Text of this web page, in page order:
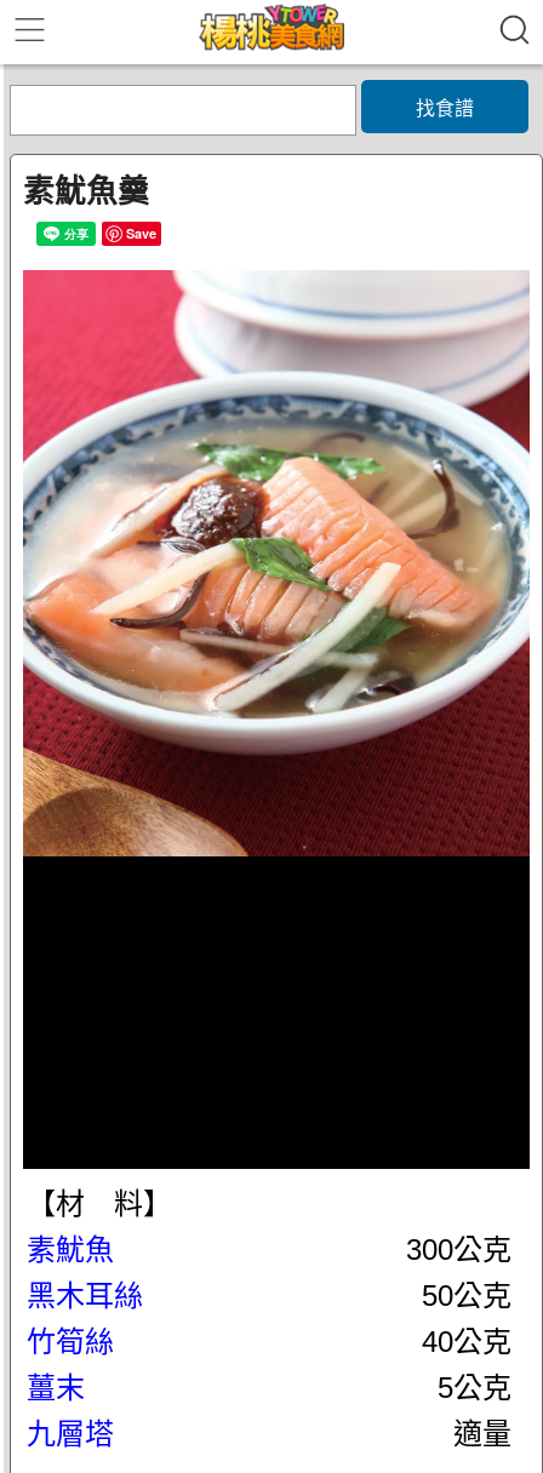
找食譜
素魷魚羹
Save
【材 料】
素魷魚
300公克
黑木耳絲
50公克
竹筍絲
40公克
薑末
5公克
九層塔
適量